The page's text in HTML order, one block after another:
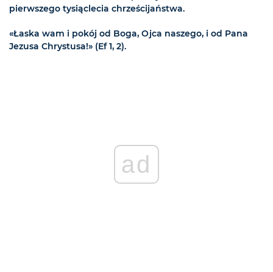
pierwszego tysiąclecia chrześcijaństwa.
«Łaska wam i pokój od Boga, Ojca naszego, i od Pana
Jezusa Chrystusa!» (Ef 1, 2).
ad